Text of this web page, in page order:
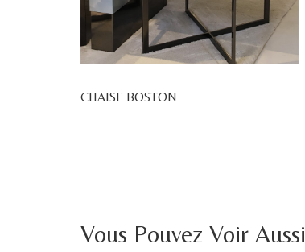
CHAISE BOSTON
Vous Pouvez Voir Aussi